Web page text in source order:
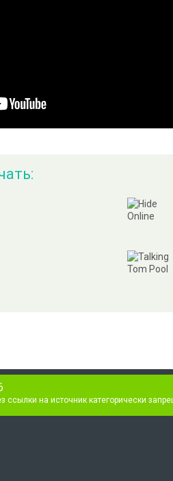
ссылки на источник категорически